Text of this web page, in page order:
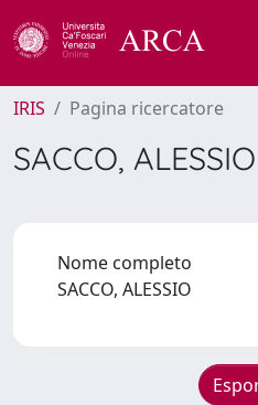
IRIS Pagina ricercatore
SACCO, ALESSIO
Nome completo
SACCO, ALESSIO